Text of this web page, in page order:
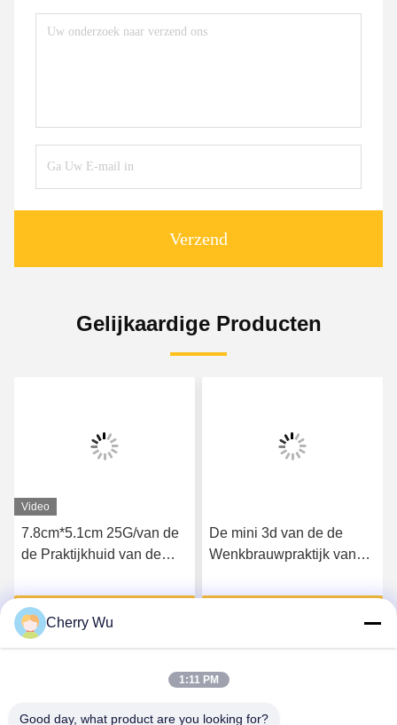
Verzend
Gelijkaardige Producten
Video
7.8cm*5.1cm 25G/van de
de Praktijkhuid van de
Silicone Microneedling
Krijg Beste Prijs
De mini 3d van de de
Wenkbrauwpraktijk van
Lege van het de
Huidsilicone Raad van de
Cherry Wu
1:11 PM
Good day, what product are you looking for?